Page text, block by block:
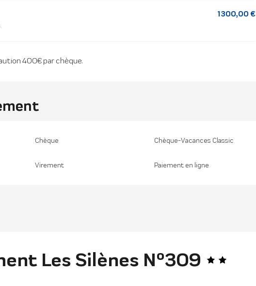
1 300,00 €
400€ par chèque.
Chèque Chèque-Vacances Classic
Virement Paiement en ligne
Les Silènes N°309